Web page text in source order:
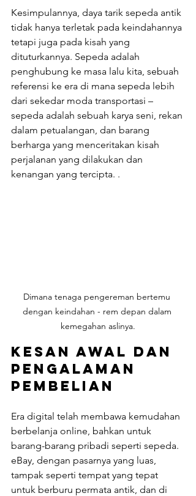
Kesimpulannya, daya tarik sepeda antik
tidak hanya terletak pada keindahannya
tetapi juga pada kisah yang
dituturkannya. Sepeda adalah
penghubung ke masa lalu kita, sebuah
referensi ke era di mana sepeda lebih
dari sekedar moda transportasi –
sepeda adalah sebuah karya seni, rekan
dalam petualangan, dan barang
berharga yang menceritakan kisah
perjalanan yang dilakukan dan
kenangan yang tercipta. .
Dimana tenaga pengereman bertemu
dengan keindahan - rem depan dalam
kemegahan aslinya.
Kesan Awal dan
Pengalaman
Pembelian
Era digital telah membawa kemudahan
berbelanja online, bahkan untuk
barang-barang pribadi seperti sepeda.
eBay, dengan pasarnya yang luas,
tampak seperti tempat yang tepat
untuk berburu permata antik, dan di